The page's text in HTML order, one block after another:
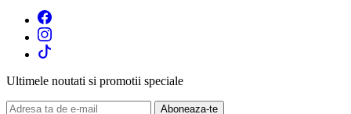
Ultimele noutati si promotii speciale